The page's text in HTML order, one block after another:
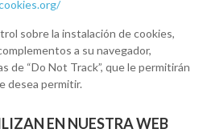
sobre la instalación de cookies,
a su navegador,
de “Do Not Track”, que le permitirán
desea permitir.
EN NUESTRA WEB